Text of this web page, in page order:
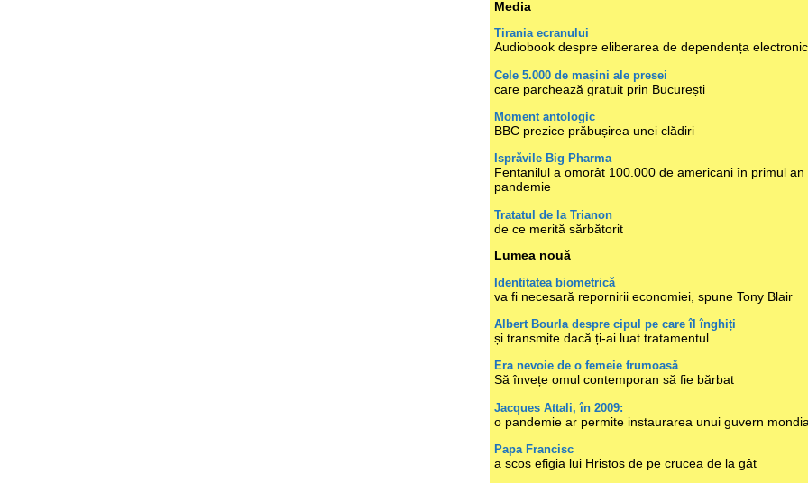
Media
Tirania ecranului
Audiobook despre eliberarea de dependența
Cele 5.000 de mașini ale presei
care parchează gratuit prin București
Moment antologic
BBC prezice prăbușirea unei clădiri
Isprăvile Big Pharma
Fentanilul a omorât 100.000 de americani în primul an
pandemie
Tratatul de la Trianon
de ce merită sărbătorit
Lumea nouă
Identitatea biometrică
va fi necesară repornirii economiei, spune Tony Blair
Albert Bourla despre cipul pe care îl înghiți
și transmite dacă ți-ai luat tratamentul
Era nevoie de o femeie frumoasă
Să învețe omul contemporan să fie bărbat
Jacques Attali, în 2009:
o pandemie ar permite instaurarea unui guvern
Papa Francisc
a scos efigia lui Hristos de pe crucea de la gât